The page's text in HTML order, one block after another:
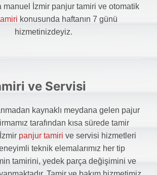
manuel İzmir panjur tamiri ve otomatik
konusunda haftanın 7 günü
hizmetinizdeyiz.
ve Servisi
kaynaklı meydana gelen pajur
tarafından kısa sürede tamir
panjur tamiri ve servisi hizmetleri
teknik elemalarımız her tip
tamirini, yedek parça değişimini ve